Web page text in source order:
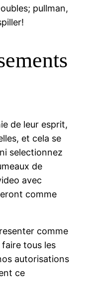
pullman,
de leur esprit,
et cela se
selectionnez
de
avec
comme
comme
tous les
autorisations
ce